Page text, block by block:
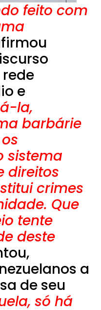
feito com
e
la,
barbárie
sistema
direitos
crimes
Que
tente
deste
a
de seu
só há